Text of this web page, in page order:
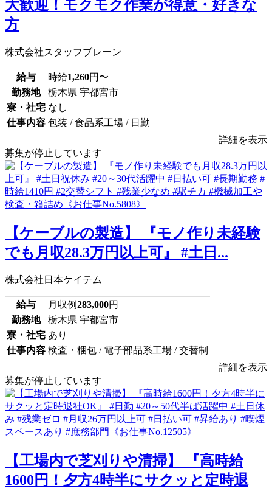
大歓迎！モクモク作業が得意・好きな
方
株式会社スタッフブレーン
給与 時給1,260円〜
勤務地
栃木県 宇都宮市
寮・社宅 なし
仕事内容 包装 / 食品系工場 / 日勤
詳細を表示
募集が停止しています
【ケーブルの製造】 『モノ作り未経験
でも月収28.3万円以上可』 #土日...
株式会社日本ケイテム
給与 月収例283,000円
勤務地
栃木県 宇都宮市
寮・社宅 あり
仕事内容 検査・梱包 / 電子部品系工場 / 交替制
詳細を表示
募集が停止しています
【工場内で芝刈りや清掃】 『高時給
1600円！夕方4時半にサクッと定時退